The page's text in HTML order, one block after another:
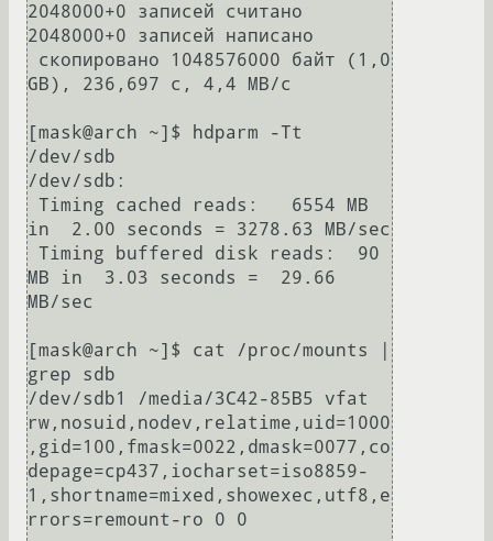
2048000+0 записей считано
2048000+0 записей написано
GB), 236,697 c, 4,4 MB/c
[mask@arch ~]$ hdparm -Tt
/dev/sdb
/dev/sdb:
in  2.00 seconds = 3278.63 MB/sec
MB in  3.03 seconds =  29.66
MB/sec
[mask@arch ~]$ cat /proc/mounts |
grep sdb
/dev/sdb1 /media/3C42-85B5 vfat
rw,nosuid,nodev,relatime,uid=1000
,gid=100,fmask=0022,dmask=0077,co
depage=cp437,iocharset=iso8859-
1,shortname=mixed,showexec,utf8,e
rrors=remount-ro 0 0